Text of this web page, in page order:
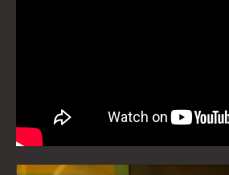
Equipe
Direção – Elza Cataldo
Direção de Fotografia –